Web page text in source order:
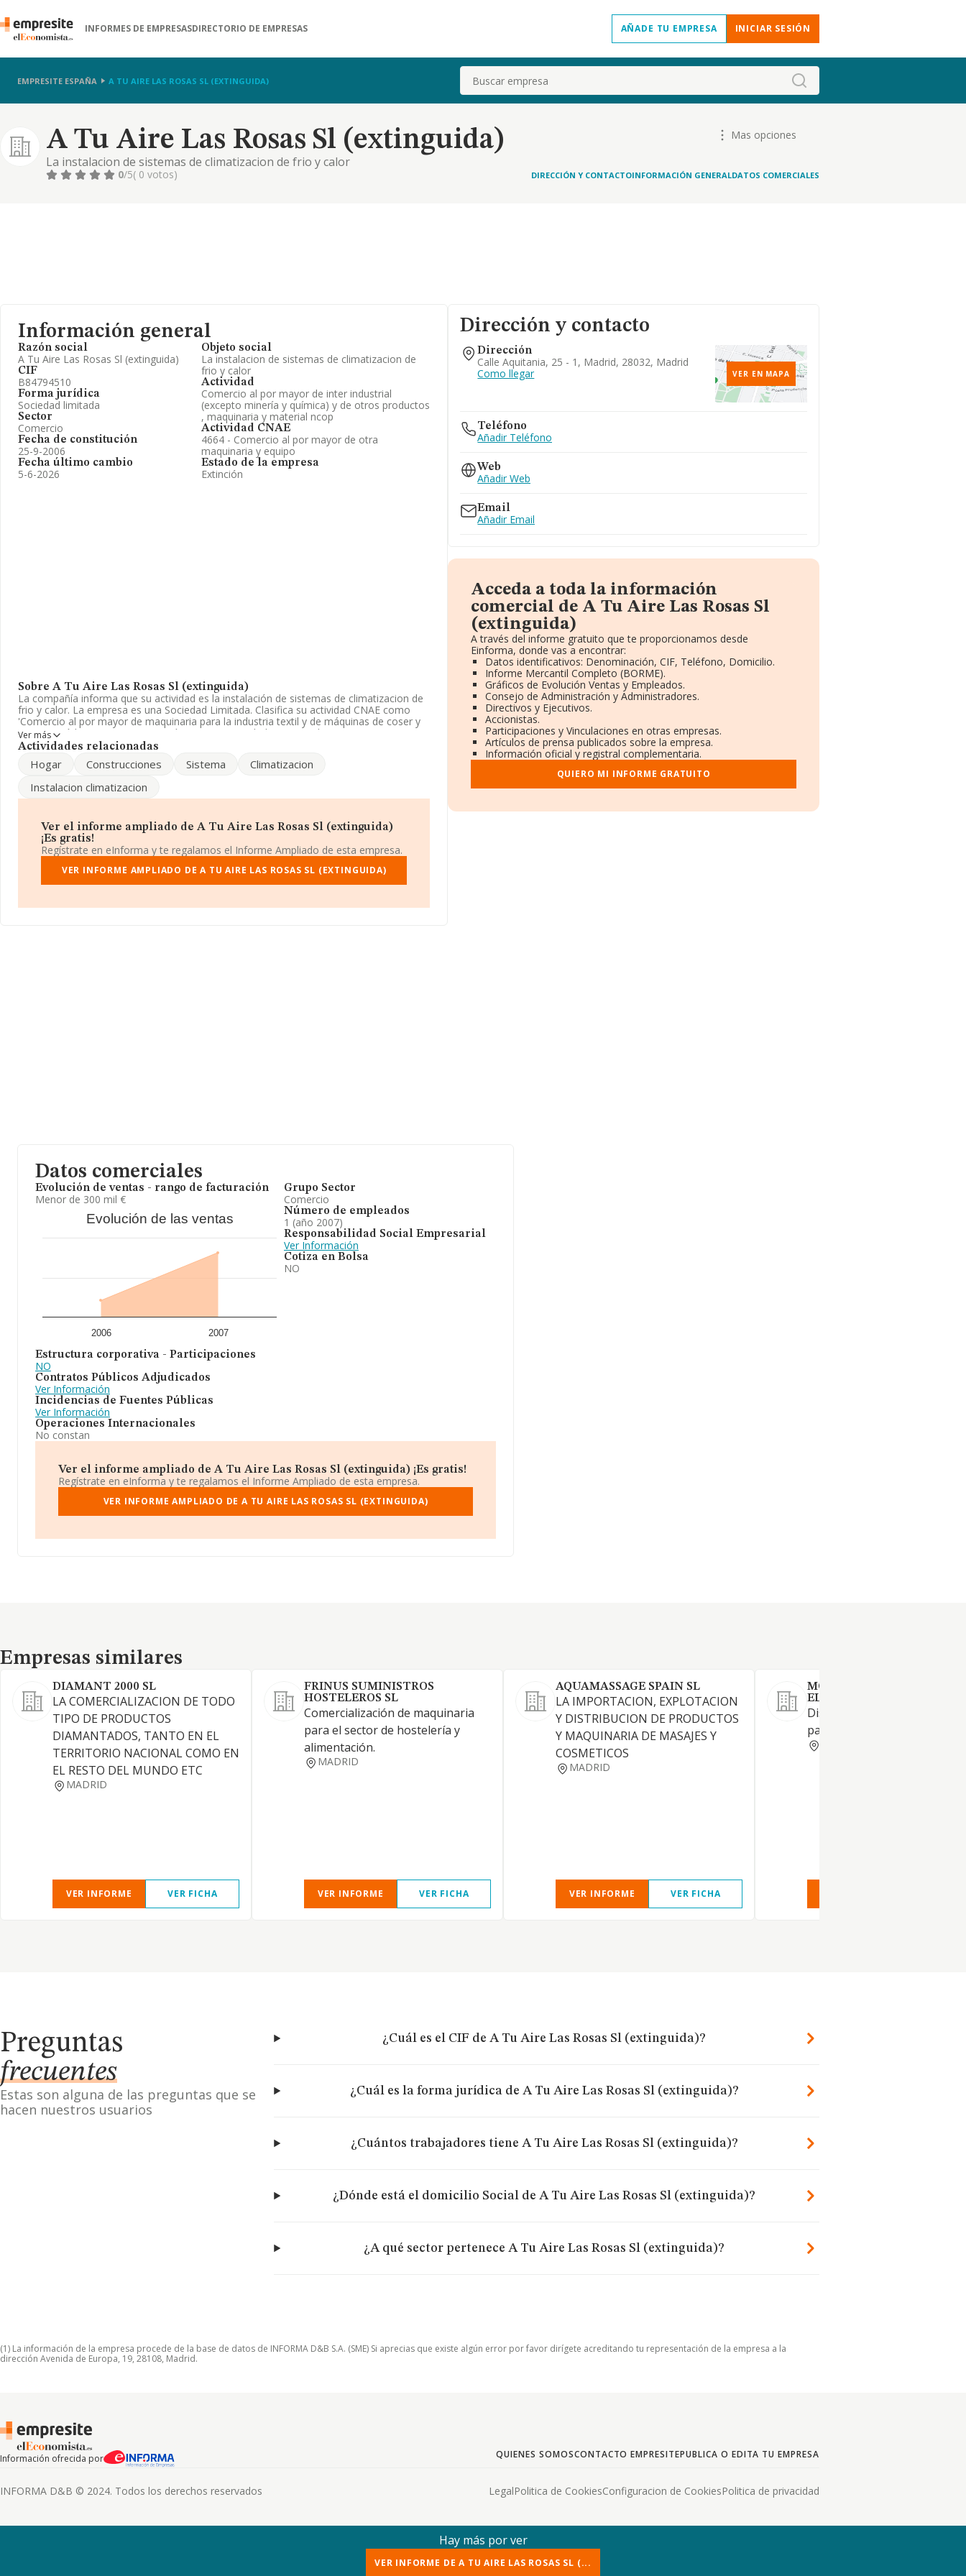
INFORMES DE EMPRESASDIRECTORIO DE EMPRESAS AÑADE TU EMPRESA INICIAR SESIÓN
EMPRESITE ESPAÑA A TU AIRE LAS ROSAS SL (EXTINGUIDA) Buscar
A Tu Aire Las Rosas Sl (extinguida)
La instalacion de sistemas de climatizacion de frio y calor
Mas opciones
0/5( 0 votos) DIRECCIÓN Y CONTACTOINFORMACIÓN GENERALDATOS COMERCIALES
Información general
Razón social
A Tu Aire Las Rosas Sl (extinguida)
CIF
B84794510
Forma jurídica
Sociedad limitada
Sector
Comercio
Fecha de constitución
25-9-2006
Fecha último cambio
5-6-2026
Objeto social
La instalacion de sistemas de climatizacion de
frio y calor
Actividad
Comercio al por mayor de inter industrial
(excepto minería y química) y de otros productos
, maquinaria y material ncop
Actividad CNAE
4664 - Comercio al por mayor de otra
maquinaria y equipo
Estado de la empresa
Extinción
Sobre A Tu Aire Las Rosas Sl (extinguida)
La compañía informa que su actividad es la instalación de sistemas de climatizacion de
frio y calor. La empresa es una Sociedad Limitada. Clasifica su actividad CNAE como
'Comercio al por mayor de maquinaria para la industria textil y de máquinas de coser y
tricotar', código 4664. La compañía no tiene actividad en mercados exteriores.
número de empleados inferior a la media de sector.
La empresaA Tu Aire Las Rosas S.L (extinguida)
en Calle Aquitania núm. 25 1, (28032), Madrid, Madrid.
En relación con el sector y disponiendo de los datos de hasta 13.968 empresas, a nivel
nacional la facturación asciende a 23.489 millones de euros y la media entre todas las
compañías es de 1 millón de euros de ventas en 2007. En cuanto a la información
relativa a la provincia de Madrid, en la base de datos de INFORMA aparecen 2762
empresas, cuyas ventas han obtenido los 8.490 millones de euros. Con el fin de ampliar
la información relativa a las compañías, los empleados de media son 4. La antigüedad
Ver más
Actividades relacionadas
Hogar Construcciones Sistema
Climatizacion
Instalacion climatizacion
Ver el informe ampliado de A Tu Aire Las Rosas Sl (extinguida)
¡Es gratis!
Regístrate en eInforma y te regalamos el Informe Ampliado de esta empresa.
VER INFORME AMPLIADO DE A TU AIRE LAS ROSAS SL (EXTINGUIDA)
Dirección y contacto
Dirección
Calle Aquitania, 25 - 1, Madrid, 28032, Madrid
Como llegar
VER EN MAPA
Teléfono
Añadir Teléfono
Web
Añadir Web
Email
Añadir Email
Acceda a toda la información
comercial de A Tu Aire Las Rosas Sl
(extinguida)
A través del informe gratuito que te proporcionamos desde
Einforma, donde vas a encontrar:
Datos identificativos: Denominación, CIF, Teléfono, Domicilio.
Informe Mercantil Completo (BORME).
Gráficos de Evolución Ventas y Empleados.
Consejo de Administración y Administradores.
Directivos y Ejecutivos.
Accionistas.
Participaciones y Vinculaciones en otras empresas.
Artículos de prensa publicados sobre la empresa.
Información oficial y registral complementaria.
QUIERO MI INFORME GRATUITO
Datos comerciales
Evolución de ventas - rango de facturación
Menor de 300 mil €
Evolución de las ventas
2006 2007
Estructura corporativa - Participaciones
NO
Contratos Públicos Adjudicados
Ver Información
Incidencias de Fuentes Públicas
Ver Información
Operaciones Internacionales
No constan
Grupo Sector
Comercio
Número de empleados
1 (año 2007)
Responsabilidad Social Empresarial
Ver Información
Cotiza en Bolsa
NO
Ver el informe ampliado de A Tu Aire Las Rosas Sl (extinguida) ¡Es gratis!
Regístrate en eInforma y te regalamos el Informe Ampliado de esta empresa.
VER INFORME AMPLIADO DE A TU AIRE LAS ROSAS SL (EXTINGUIDA)
Empresas similares
Empresas similares
DIAMANT 2000 SL
LA COMERCIALIZACION DE TODO
TIPO DE PRODUCTOS
DIAMANTADOS, TANTO EN EL
TERRITORIO NACIONAL COMO EN
EL RESTO DEL MUNDO ETC
MADRID
VER INFORME VER FICHA
FRINUS SUMINISTROS
HOSTELEROS SL
Comercialización de maquinaria
para el sector de hostelería y
alimentación.
MADRID
VER INFORME VER FICHA
AQUAMASSAGE SPAIN SL
LA IMPORTACION, EXPLOTACION
Y DISTRIBUCION DE PRODUCTOS
Y MAQUINARIA DE MASAJES Y
COSMETICOS
MADRID
VER INFORME VER FICHA
MOTORIBER
ELECTROMECANICOS SL
Distribución de motores
para la industria.
Preguntas
frecuentes
Estas son alguna de las preguntas que se
hacen nuestros usuarios
¿Cuál es el CIF de A Tu Aire Las Rosas Sl (extinguida)?
¿Cuál es la forma jurídica de A Tu Aire Las Rosas Sl (extinguida)?
¿Cuántos trabajadores tiene A Tu Aire Las Rosas Sl (extinguida)?
¿Dónde está el domicilio Social de A Tu Aire Las Rosas Sl (extinguida)?
¿A qué sector pertenece A Tu Aire Las Rosas Sl (extinguida)?
(1) La información de la empresa procede de la base de datos de INFORMA D&B S.A. (SME) Si aprecias que existe algún error por favor dirígete acreditando tu representación de la empresa a la
dirección Avenida de Europa, 19, 28108, Madrid.
Información ofrecida por QUIENES SOMOSCONTACTO EMPRESITEPUBLICA O EDITA TU EMPRESA
INFORMA D&B © 2024. Todos los derechos reservados LegalPolitica de CookiesConfiguracion de CookiesPolitica de privacidad
Hay más por ver
VER INFORME DE A TU AIRE LAS ROSAS SL (...